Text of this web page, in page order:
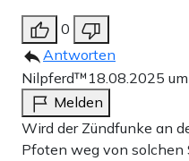
0
Antworten
Nilpferd™️ 18.08.2025
Melden
Wird der Zündfunke an
Pfoten weg von solchen